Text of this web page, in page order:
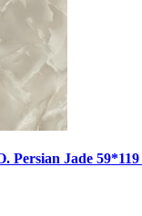
Persian Jade